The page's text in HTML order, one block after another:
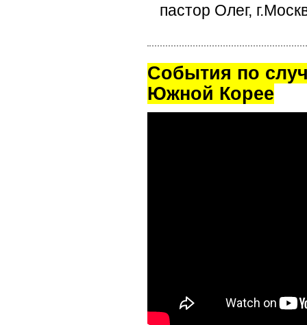
пастор Олег,
Cобытия по
Южной Корее